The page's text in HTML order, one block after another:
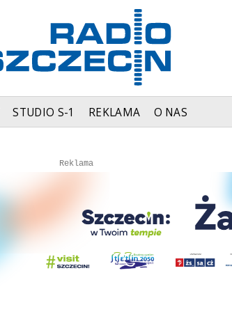
STUDIO S-1 REKLAMA O NAS
Reklama
Autopromocja
Autopromocja